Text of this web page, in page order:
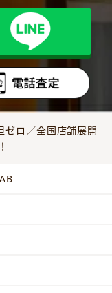
ゼロ／全国店舗展開